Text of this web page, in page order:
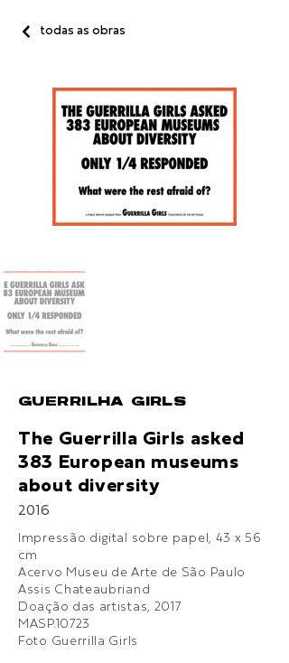
todas as obras
GUERRILHA GIRLS
The Guerrilla Girls asked
383 European museums
about diversity
2016
Impressão digital sobre papel, 43 x 56
cm
Acervo Museu de Arte de São Paulo
Assis Chateaubriand
Doação das artistas, 2017
MASP.10723
Foto Guerrilla Girls